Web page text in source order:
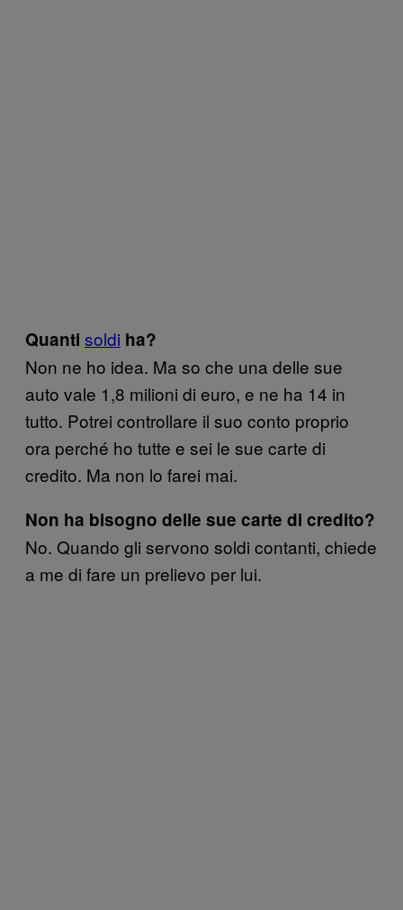
Quanti soldi ha?
Non ne ho idea. Ma so che una delle sue
auto vale 1,8 milioni di euro, e ne ha 14 in
tutto. Potrei controllare il suo conto proprio
ora perché ho tutte e sei le sue carte di
credito. Ma non lo farei mai.
Non ha bisogno delle sue carte di credito?
No. Quando gli servono soldi contanti, chiede
a me di fare un prelievo per lui.